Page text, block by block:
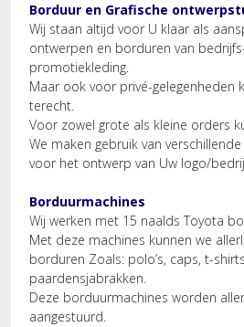
Borduur en Grafische
Wij staan altijd voor U klaar als
ontwerpen en borduren van
promotiekleding.
Maar ook voor privé-gelegenheden
terecht.
Voor zowel grote als kleine orders
We maken gebruik van
voor het ontwerp van Uw logo/
Borduurmachines
Wij werken met 15 naalds Toyota
Met deze machines kunnen we
borduren Zoals: polo’s, caps, t-
paardensjabrakken.
Deze borduurmachines worden
aangestuurd.